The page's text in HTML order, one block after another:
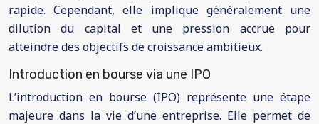
rapide. Cependant, elle implique généralement une
dilution du capital et une pression accrue pour
atteindre des objectifs de croissance ambitieux.
Introduction en bourse via une IPO
L’introduction en bourse (IPO) représente une étape
majeure dans la vie d’une entreprise. Elle permet de